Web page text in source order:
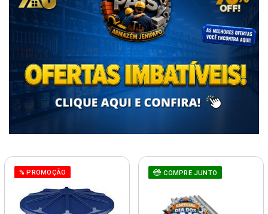
% PROMOÇÃO COMPRE JUNTO